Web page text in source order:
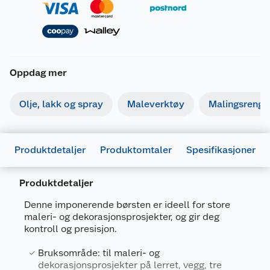
Oppdag mer
Olje, lakk og spray Maleverktøy
Produktdetaljer Produktomtaler Spesifikasjoner
Produktdetaljer
Denne imponerende børsten er ideell for store
maleri- og dekorasjonsprosjekter, og gir deg
kontroll og presisjon.
Bruksområde: til maleri- og
dekorasjonsprosjekter på lerret, vegg, tre
Generelt
Artikkelnummer
7036383346704
artikkelnummer